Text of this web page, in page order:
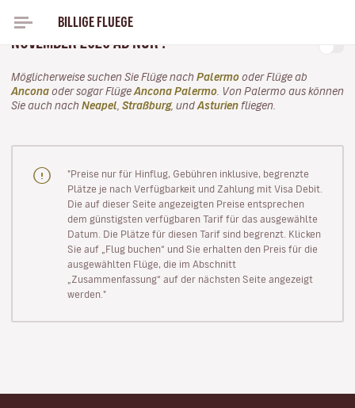
BILLIGE FLUEGE
FÜR DIESEN HERBST! FLIEGEN SIE MIT VOLOTEA IM
NOVEMBER 2026 AB NUR .
Möglicherweise suchen Sie Flüge nach Palermo oder Flüge ab
Ancona oder sogar Flüge Ancona Palermo . Von Palermo aus können
Sie auch nach Neapel Straßburg, und Asturien fliegen.
"Preise nur für Hinflug, Gebühren inklusive, begrenzte
Plätze je nach Verfügbarkeit und Zahlung mit Visa Debit.
Die auf dieser Seite angezeigten Preise entsprechen
dem günstigsten verfügbaren Tarif für das ausgewählte
Datum. Die Plätze für diesen Tarif sind begrenzt. Klicken
Sie auf „Flug buchen“ und Sie erhalten den Preis für die
ausgewählten Flüge, die im Abschnitt
„Zusammenfassung“ auf der nächsten Seite angezeigt
werden."